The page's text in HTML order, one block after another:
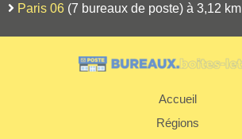
Paris 06 (7 bureaux de poste) à 3,12 km
Accueil
Régions